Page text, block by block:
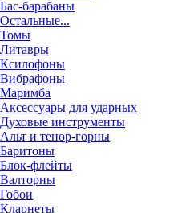
Бас-барабаны
Остальные...
Томы
Литавры
Ксилофоны
Вибрафоны
Маримба
Аксессуары для ударных
Духовые инструменты
Альт и тенор-горны
Баритоны
Блок-флейты
Валторны
Гобои
Кларнеты